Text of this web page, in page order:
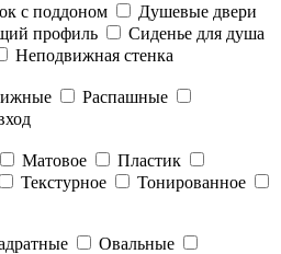
с поддоном
Душевые двери
профиль
Сиденье для душа
Неподвижная стенка
Распашные
Матовое
Пластик
Текстурное
Тонированное
Овальные